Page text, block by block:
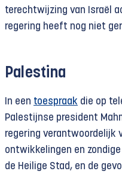
terechtwijzing van Israël
regering heeft nog niet
Palestina
In een toespraak die op
Palestijnse president
regering verantwoordelijk
ontwikkelingen en
de Heilige Stad, en de